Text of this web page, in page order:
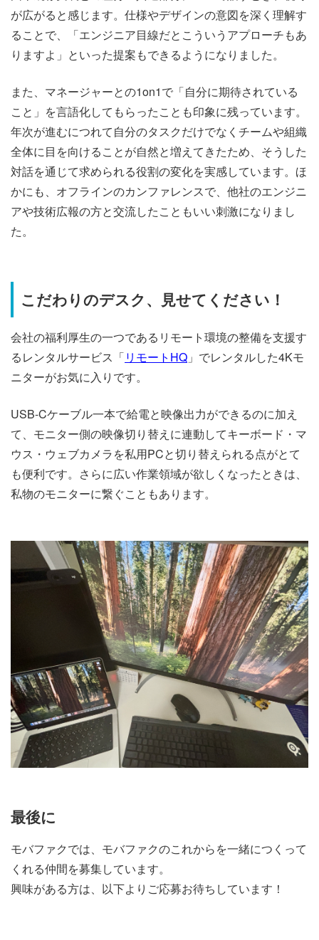
が広がると感じます。仕様やデザインの意図を深く理解す
ることで、「エンジニア目線だとこういうアプローチもあ
りますよ」といった提案もできるようになりました。
また、マネージャーとの1on1で「自分に期待されている
こと」を言語化してもらったことも印象に残っています。
年次が進むにつれて自分のタスクだけでなくチームや組織
全体に目を向けることが自然と増えてきたため、そうした
対話を通じて求められる役割の変化を実感しています。ほ
かにも、オフラインのカンファレンスで、他社のエンジニ
アや技術広報の方と交流したこともいい刺激になりまし
た。
こだわりのデスク、見せてください！
会社の福利厚生の一つであるリモート環境の整備を支援す
るレンタルサービス「リモートHQ 」でレンタルした4Kモ
ニターがお気に入りです。
USB-Cケーブル一本で給電と映像出力ができるのに加え
て、モニター側の映像切り替えに連動してキーボード・マ
ウス・ウェブカメラを私用PCと切り替えられる点がとて
も便利です。さらに広い作業領域が欲しくなったときは、
私物のモニターに繋ぐこともあります。
最後に
モバファクでは、モバファクのこれからを一緒につくって
くれる仲間を募集しています。
興味がある方は、以下よりご応募お待ちしています！